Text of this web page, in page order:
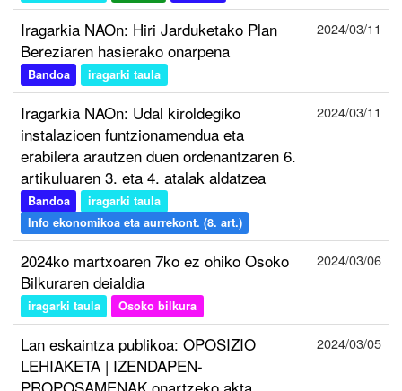
Iragarkia NAOn: Hiri Jarduketako Plan
Bereziaren hasierako onarpena
Bandoa iragarki taula
2024/03/11
Iragarkia NAOn: Udal kiroldegiko
instalazioen funtzionamendua eta
erabilera arautzen duen ordenantzaren 6.
artikuluaren 3. eta 4. atalak aldatzea
Bandoa
iragarki taula
Info ekonomikoa eta aurrekont. (8. art.)
2024/03/11
2024ko martxoaren 7ko ez ohiko Osoko
Bilkuraren deialdia
iragarki taula Osoko bilkura
2024/03/06
Lan eskaintza publikoa: OPOSIZIO
LEHIAKETA | IZENDAPEN-
2024/03/05